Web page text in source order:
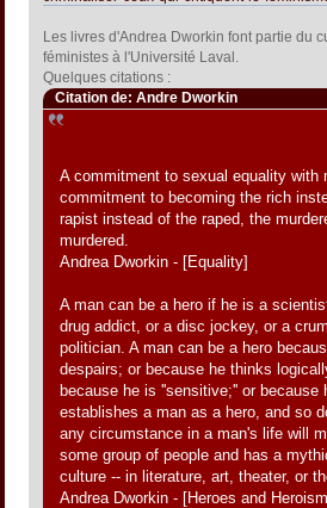
Les livres d'Andrea Dworkin font partie du
féministes à l'Université Laval.
Quelques citations :
Citation de: Andre Dworkin
A commitment to sexual equality with
commitment to becoming the rich
rapist instead of the raped, the
murdered.
Andrea Dworkin - [Equality]
A man can be a hero if he is a
drug addict, or a disc jockey, or a
politician. A man can be a hero
despairs; or because he thinks
because he is ''sensitive;'' or because
establishes a man as a hero, and so
any circumstance in a man's life will
some group of people and has a
culture -- in literature, art, theater, or
Andrea Dworkin - [Heroes and